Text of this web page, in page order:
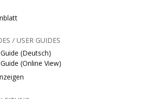
/ USER GUIDES
(Deutsch)
(Online View)